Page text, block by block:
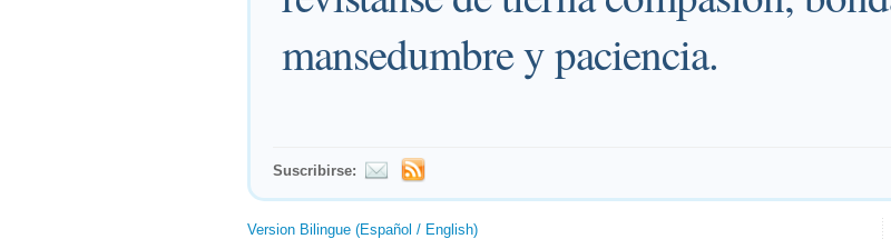
mansedumbre y paciencia.
Suscribirse:
Version Bilingue (Español / English)